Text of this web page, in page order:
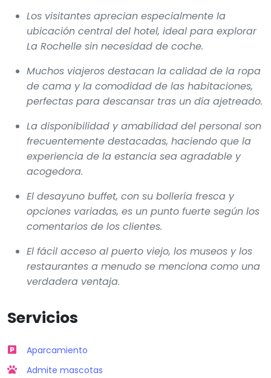
Los visitantes aprecian especialmente la
ubicación central del hotel, ideal para explorar
La Rochelle sin necesidad de coche.
Muchos viajeros destacan la calidad de la ropa
de cama y la comodidad de las habitaciones,
perfectas para descansar tras un día ajetreado.
La disponibilidad y amabilidad del personal son
frecuentemente destacadas, haciendo que la
experiencia de la estancia sea agradable y
acogedora.
El desayuno buffet, con su bollería fresca y
opciones variadas, es un punto fuerte según los
comentarios de los clientes.
El fácil acceso al puerto viejo, los museos y los
restaurantes a menudo se menciona como una
verdadera ventaja.
Servicios
Aparcamiento
Admite mascotas